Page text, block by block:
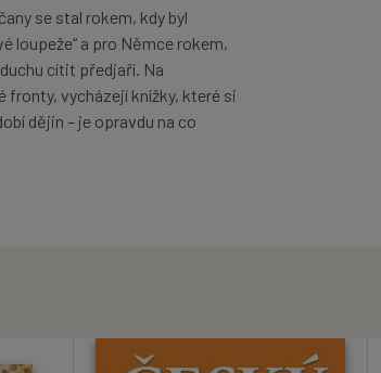
se stal rokem, kdy byl
loupeže“ a pro Němce rokem,
cítit předjaří. Na
fronty, vycházejí knížky, které si
dějin – je opravdu na co